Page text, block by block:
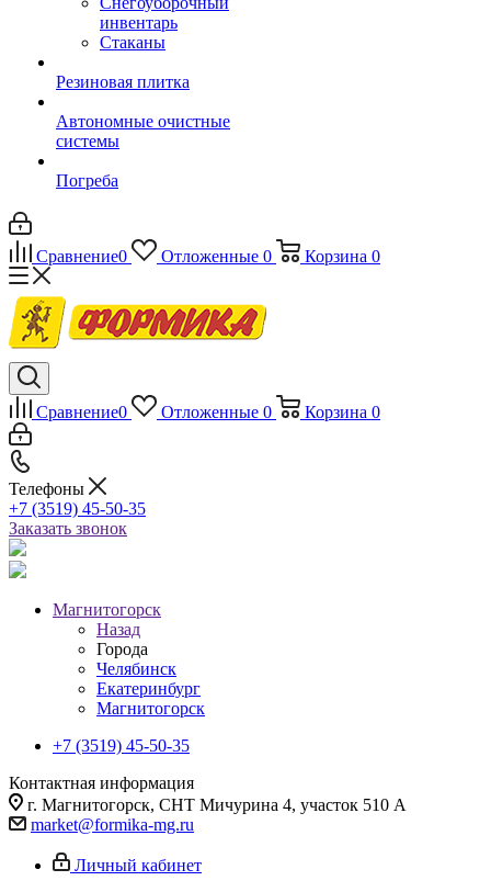
инвентарь
Стаканы
Резиновая плитка
Автономные очистные
системы
Погреба
Сравнение0 Отложенные 0 Корзина 0
Сравнение0 Отложенные 0 Корзина 0
Телефоны
+7 (3519) 45-50-35
Заказать звонок
Магнитогорск
Назад
Города
Челябинск
Екатеринбург
Магнитогорск
+7 (3519) 45-50-35
Контактная информация
г. Магнитогорск, СНТ Мичурина 4, участок 510 А
market@formika-mg.ru
Личный кабинет